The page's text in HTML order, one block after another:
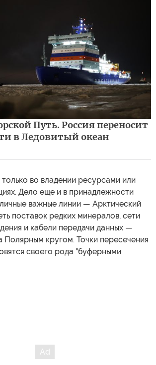
Путь. Россия переносит
в Ледовитый океан
во владении ресурсами или
Дело еще и в принадлежности
важные линии — Арктический
поставок редких минералов, сети
и кабели передачи данных —
Полярным кругом. Точки пересечения
своего рода "буферными